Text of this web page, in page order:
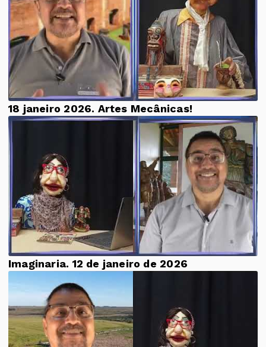
18 janeiro 2026. Artes Mecânicas!
Imaginaria. 12 de janeiro de 2026